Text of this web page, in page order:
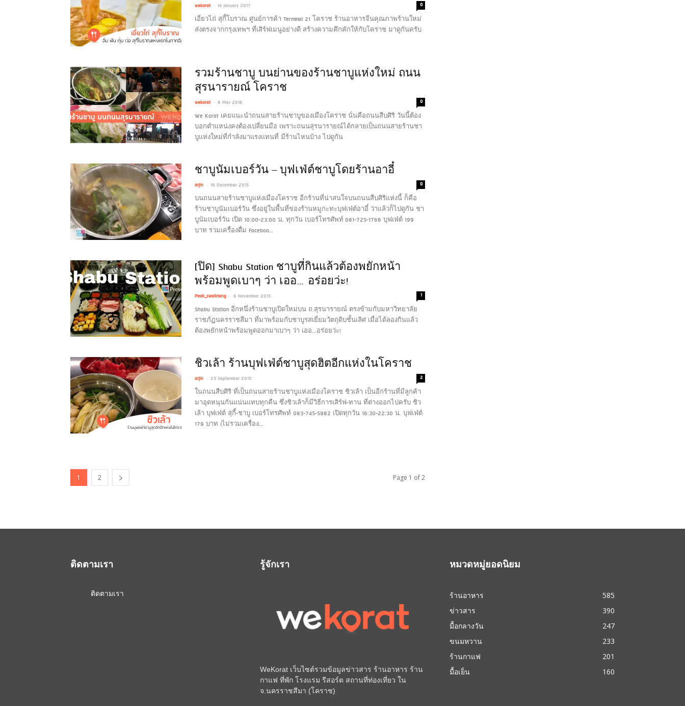
wekorat - 14 January 2017 0
เอี่ยวไถ่ สุกี้โบราณ ศูนย์การค้า Terminal 21 โคราช ร้านอาหารจีนคุณภาพร้านใหม่
ส่งตรงจากกรุงเทพฯ ที่เสิร์ฟเมนูอย่างดี สร้างความคึกคักให้กับโคราช มาดูกันครับ
รวมร้านชาบู บนย่านของร้านชาบูแห่งใหม่ ถนน
สุรนารายณ์ โคราช
wekorat - 8 May 2016 0
We Korat เคยแนะนำถนนสายร้านชาบูของเมืองโคราช นั่นคือถนนสืบศิริ วันนี้ต้อง
บอกตำแหน่งคงต้องเปลี่ยนมือ เพราะถนนสุรนารายณ์ได้กลายเป็นถนนสายร้านชา
บูแห่งใหม่ที่กำลังมาแรงแทนที่ มีร้านไหนบ้าง ไปดูกัน
ชาบูนัมเบอร์วัน – บุฟเฟ่ต์ชาบูโดยร้านอาอี๋
arjin - 19 December 2015 0
บนถนนสายร้านชาบูแห่งเมืองโคราช อีกร้านที่น่าสนใจบนถนนสืบศิริแห่งนี้ ก็คือ
ร้านชาบูนัมเบอร์วัน ซึ่งอยู่ในพื้นที่ของร้านหมูกะทะบุฟเฟ่ต์อาอี๋ ว่าแล้วก็ไปดูกัน ชา
บูนัมเบอร์วัน เปิด 10:00-23:00 น. ทุกวัน เบอร์โทรศัพท์ 081-725-1766 บุฟเฟ่ต์ 199
บาท รวมเครื่องดื่ม Faceboo...
[ปิด] Shabu Station ชาบูที่กินแล้วต้องพยักหน้า
พร้อมพูดเบาๆ ว่า เออ…อร่อยว่ะ!
Peak_swaiiriang - 6 November 2015 1
Shabu Station อีกหนึ่งร้านชาบูเปิดใหม่บน ถ.สุรนารายณ์ ตรงข้ามกับมหาวิทยาลัย
ราชภัฏนครราชสีมา ที่มาพร้อมกับชาบูรสเยี่ยมวัตถุดิบชั้นเลิศ เมื่อได้ลองกินแล้ว
ต้องพยักหน้าพร้อมพูดออกมาเบาๆ ว่า เออ...อร่อยว่ะ!
ชิวเล้า ร้านบุฟเฟ่ต์ชาบูสุดฮิตอีกแห่งในโคราช
arjin - 25 September 2015 2
ในถนนสืบศิริ ที่เป็นถนนสายร้านชาบูแห่งเมืองโคราช ชิวเล้า เป็นอีกร้านที่มีลูกค้า
มาอุดหนุนกันแน่นแทบทุกคืน ซึ่งชิวเล้าก็มีวิธีการเสิร์ฟ-ทาน ที่ต่างออกไปครับ ชิว
เล้า บุฟเฟ่ต์ สุกี้-ชาบู เบอร์โทรศัพท์ 083-745-5982 เปิดทุกวัน 16:30-22:30 น. บุฟเฟ่ต์
179 บาท (ไม่รวมเครื่อง...
1 2 Page 1 of 2
ติดตามเรา
ติดตามเรา
รู้จักเรา
WeKorat เว็บไซต์รวมข้อมูลข่าวสาร ร้านอาหาร ร้าน
กาแฟ ที่พัก โรงแรม รีสอร์ต สถานที่ท่องเที่ยว ใน
จ.นครราชสีมา (โคราช)
หมวดหมู่ยอดนิยม
ร้านอาหาร
585
ข่าวสาร
390
มื้อกลางวัน
247
ขนมหวาน
233
ร้านกาแฟ
201
มื้อเย็น
160